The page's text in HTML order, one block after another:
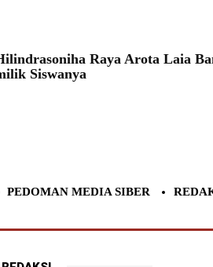
Raya Arota Laia
Siswanya
PEDOMAN MEDIA SIBER